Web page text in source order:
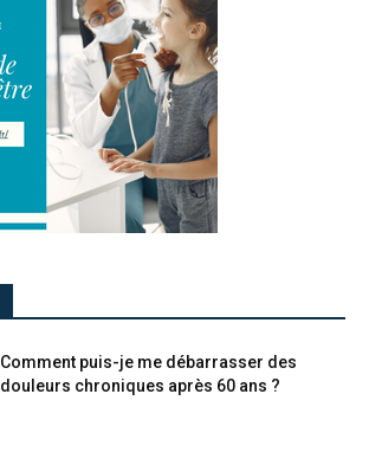
Comment puis-je me débarrasser des
douleurs chroniques après 60 ans ?